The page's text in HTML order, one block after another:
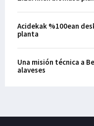
Acidekak %100ean
planta
Una misión técnica a
alaveses